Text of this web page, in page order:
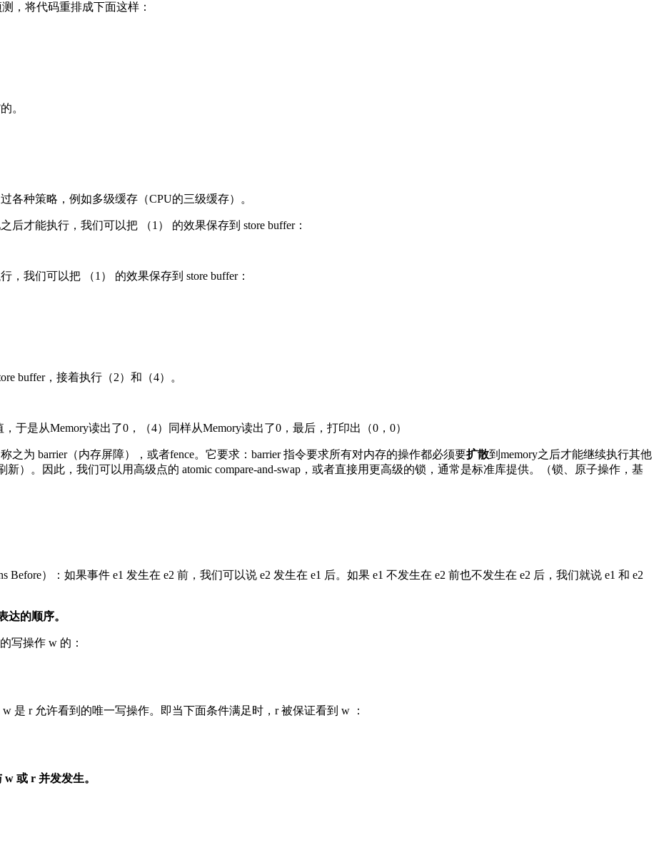
，将代码重排成下面这样：
。
各种策略，例如多级缓存（CPU的三级缓存）。
才能执行，我们可以把 （1） 的效果保存到 store buffer：
我们可以把 （1） 的效果保存到 store buffer：
buffer，接着执行（2）和（4）。
于是从Memory读出了0，（4）同样从Memory读出了0，最后，打印出（0，0）
之为 barrier（内存屏障），或者fence。它要求：barrier 指令要求所有对内存的操作都必须要扩散到memory之后才能继续执行其他
）。因此，我们可以用高级点的 atomic compare-and-swap，或者直接用更高级的锁，通常是标准库提供。（锁、原子操作，基
）：如果事件 e1 发生在 e2 前，我们可以说 e2 发生在 e1 后。如果 e1 不发生在 e2 前也不发生在 e2 后，我们就说 e1 和 e2
达的顺序。
写操作 w 的：
是 r 允许看到的唯一写操作。即当下面条件满足时，r 被保证看到 w ：
或 r 并发发生。